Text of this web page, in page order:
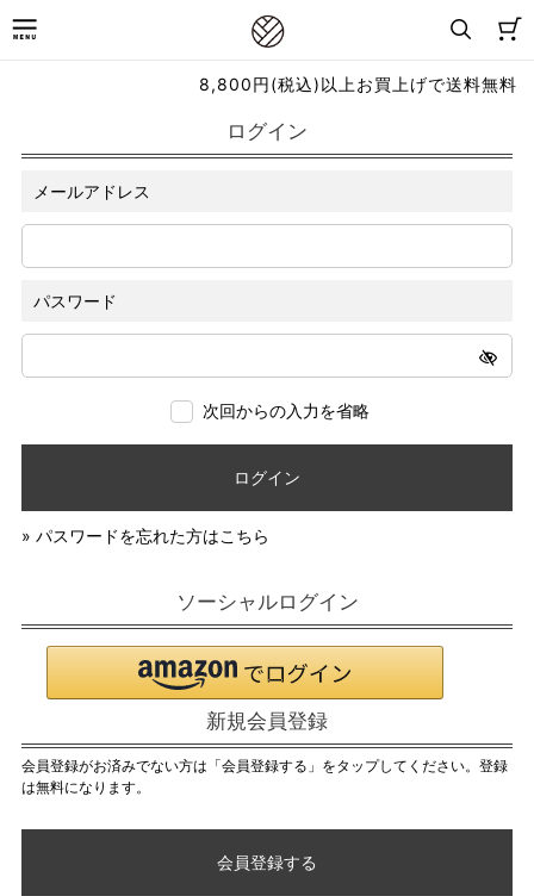
8,800円(税込)以上お買上げで送料無料
ログイン
メールアドレス
パスワード
次回からの入力を省略
ログイン
» パスワードを忘れた方はこちら
ソーシャルログイン
新規会員登録
会員登録がお済みでない方は「会員登録する」をタップしてください。登録
は無料になります。
会員登録する